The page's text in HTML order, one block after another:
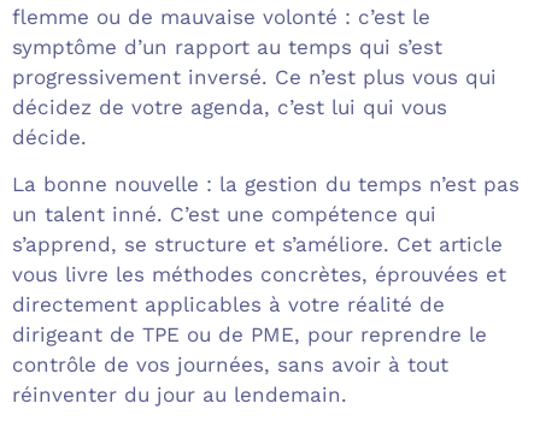
flemme ou de mauvaise volonté : c’est le
symptôme d’un rapport au temps qui s’est
progressivement inversé. Ce n’est plus vous qui
décidez de votre agenda, c’est lui qui vous
décide.
La bonne nouvelle : la gestion du temps n’est pas
un talent inné. C’est une compétence qui
s’apprend, se structure et s’améliore. Cet article
vous livre les méthodes concrètes, éprouvées et
directement applicables à votre réalité de
dirigeant de TPE ou de PME, pour reprendre le
contrôle de vos journées, sans avoir à tout
réinventer du jour au lendemain.